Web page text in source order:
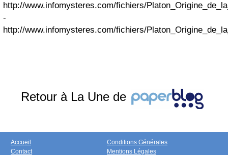
http://www.infomysteres.com/fichiers/
-
http://www.infomysteres.com/fichiers/
Retour à La Une de
Accueil
Contact
Conditions Générales
Mentions Légales